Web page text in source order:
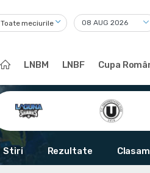
Toate meciurile
LNBM LNBF Cupa
Stiri Rezultate